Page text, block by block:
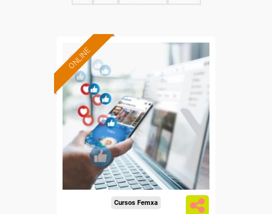
ONLINE
Formación 100%
subvencionada.
Para desempleados,
trabajadores y autónomos.
Sector
-Comercio.
Cursos Femxa